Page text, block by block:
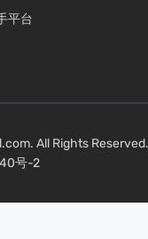
平台
All Rights Reserved.
号-2